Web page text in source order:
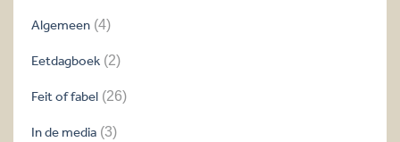
Algemeen (4)
Eetdagboek (2)
Feit of fabel (26)
In de media (3)